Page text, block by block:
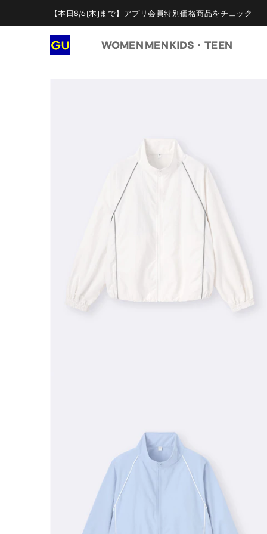
【本日8/6(木)まで】アプリ会員特別価格商品をチェック
WOMEN MENKIDS・TEEN